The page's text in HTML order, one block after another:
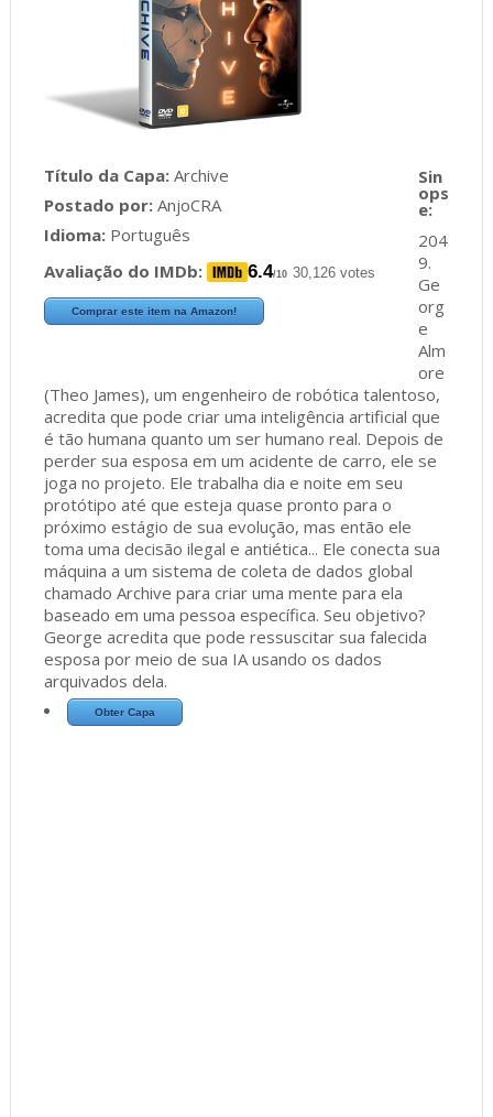
Título da Capa:Archive
Postado por:AnjoCRA
Idioma:Português
Avaliação do IMDb:
6.4/10 30,126 votes
Comprar este item na Amazon!
204
9.
Ge
org
e
Alm
ore
(Theo James), um engenheiro de robótica talentoso,
acredita que pode criar uma inteligência artificial que
é tão humana quanto um ser humano real. Depois de
perder sua esposa em um acidente de carro, ele se
joga no projeto. Ele trabalha dia e noite em seu
protótipo até que esteja quase pronto para o
próximo estágio de sua evolução, mas então ele
toma uma decisão ilegal e antiética... Ele conecta sua
máquina a um sistema de coleta de dados global
chamado Archive para criar uma mente para ela
baseado em uma pessoa específica. Seu objetivo?
George acredita que pode ressuscitar sua falecida
esposa por meio de sua IA usando os dados
arquivados dela.
Obter Capa